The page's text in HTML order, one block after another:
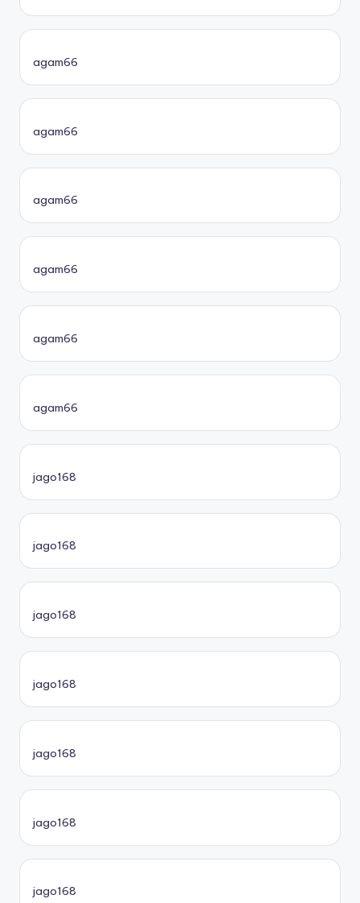
agam66
agam66
agam66
agam66
agam66
agam66
jago168
jago168
jago168
jago168
jago168
jago168
jago168